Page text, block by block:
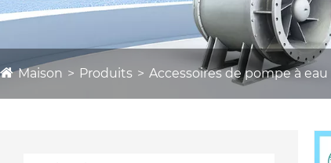
Maison Produits Accessoires de pompe à eau